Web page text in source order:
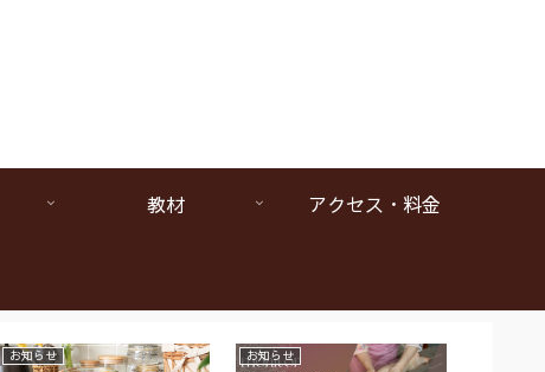
教材 アクセス・料金
お知らせ お知らせ